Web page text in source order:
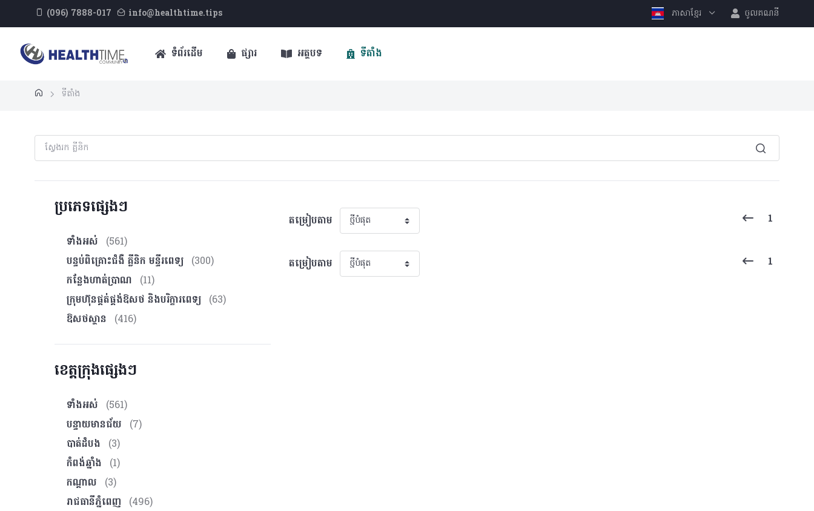
(096) 7888-017 info@healthtime.tips ភាសាខ្មែរ ចូលគណនី
ទំព័រដើម ផ្សារ អត្ថបទ ទីតាំង
ទីតាំង
ប្រភេទផ្សេងៗ
ទាំងអស់
(561)
បន្ទប់ពិគ្រោះ​ជំងឺ គ្លីនិក មន្ទីរពេទ្យ (300)
កន្លែងហាត់ប្រាណ
(11)
ក្រុមហ៊ុនផ្គត់ផ្គង់ឱសថ និងបរិក្ខារពេទ្យ (63)
ឱសថស្ថាន
(416)
ខេត្តក្រុងផ្សេងៗ
ទាំងអស់
(561)
បន្ទាយមានជ័យ
(7)
បាត់ដំបង
(3)
កំពង់ឆ្នាំង
(1)
កណ្ដាល
(3)
រាជធានីភ្នំពេញ
(496)
តម្រៀបតាម 1
តម្រៀបតាម 1